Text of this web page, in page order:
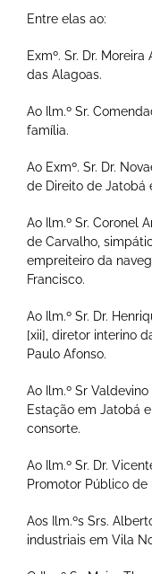
Entre elas ao:
Exmº. Sr. Dr.
das Alagoas.
Ao Ilm.º Sr.
família.
Ao Exmº. Sr. Dr.
de Direito de Jatobá
Ao Ilm.º Sr. Coronel
de Carvalho,
empreiteiro da
Francisco.
Ao Ilm.º Sr. Dr.
[xii], diretor interino
Paulo Afonso.
Ao Ilm.º Sr
Estação em Jatobá
consorte.
Ao Ilm.º Sr. Dr.
Promotor Público de
Aos Ilm.ºs Srs.
industriais em Vila